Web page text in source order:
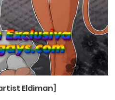
Eldiman]